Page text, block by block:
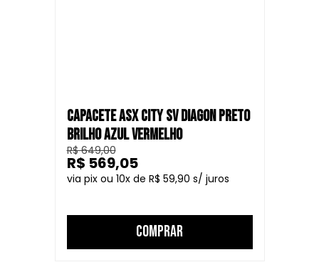
CAPACETE ASX CITY SV DIAGON PRETO
BRILHO AZUL VERMELHO
R$ 649,00
10
R$ 59,90
R$ 569,05
COMPRAR